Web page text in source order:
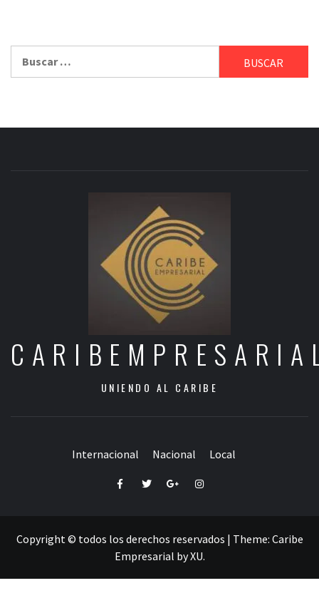
UNIENDO AL CARIBE
Internacional Nacional Local
FacebookTwitterGoogle+Instagram
Copyright © todos los derechos reservados | Theme: Caribe
Empresarial byXU.